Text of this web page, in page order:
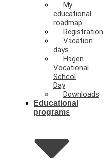
My
educational
roadmap
Registration
Vacation
days
Hagen
Vocational
School
Day
Downloads
Educational
programs